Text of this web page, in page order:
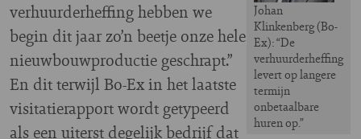
Johan
Klinkenberg (Bo-
Ex): “De
verhuurderheffing
levert op langere
termijn
onbetaalbare
huren op.”
verhuurderheffing hebben we
begin dit jaar zo’n beetje onze hele
nieuwbouwproductie geschrapt.”
En dit terwijl Bo-Ex in het laatste
visitatierapport wordt getypeerd
als een uiterst degelijk bedrijf dat